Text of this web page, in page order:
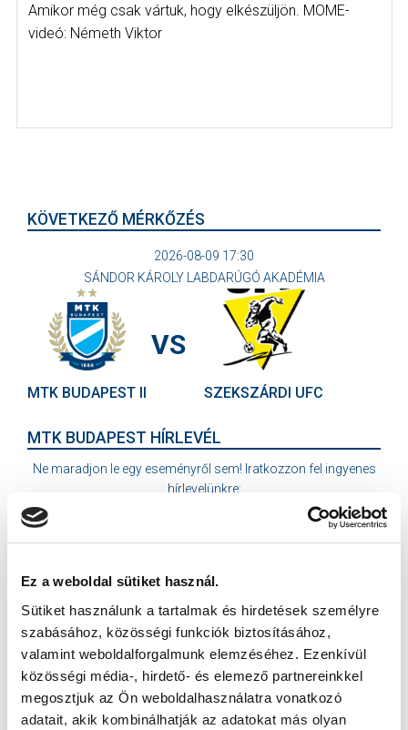
Ez a weboldal sütiket használ.
Sütiket használunk a tartalmak és hirdetések személyre
szabásához, közösségi funkciók biztosításához,
valamint weboldalforgalmunk elemzéséhez. Ezenkívül
közösségi média-, hirdető- és elemező partnereinkkel
megosztjuk az Ön weboldalhasználatra vonatkozó
adatait, akik kombinálhatják az adatokat más olyan
Amikor még csak vártuk, hogy elkészüljön. MOME-
videó: Németh Viktor
KÖVETKEZŐ MÉRKŐZÉS
2026-08-09 17:30
SÁNDOR KÁROLY LABDARÚGÓ AKADÉMIA
MTK BUDAPEST II
VS
SZEKSZÁRDI UFC
MTK BUDAPEST HÍRLEVÉL
Ne maradjon le egy eseményről sem! Iratkozzon fel ingyenes
hírlevelünkre:
FELIRATKOZOM